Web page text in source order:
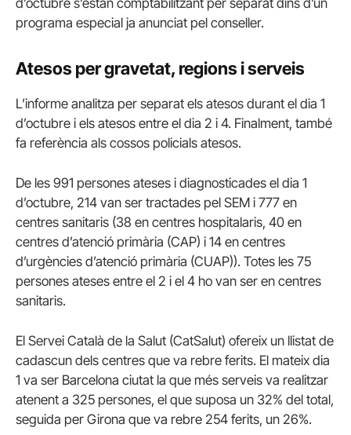
programa especial ja anunciat pel conseller.
Atesos per gravetat, regions i serveis
L’informe analitza per separat els atesos durant el dia 1
d’octubre i els atesos entre el dia 2 i 4. Finalment, també
fa referència als cossos policials atesos.
De les 991 persones ateses i diagnosticades el dia 1
d’octubre, 214 van ser tractades pel SEM i 777 en
centres sanitaris (38 en centres hospitalaris, 40 en
centres d’atenció primària (CAP) i 14 en centres
d’urgències d’atenció primària (CUAP)). Totes les 75
persones ateses entre el 2 i el 4 ho van ser en centres
sanitaris.
El Servei Català de la Salut (CatSalut) ofereix un llistat de
cadascun dels centres que va rebre ferits. El mateix dia
1 va ser Barcelona ciutat la que més serveis va realitzar
atenent a 325 persones, el que suposa un 32% del total,
seguida per Girona que va rebre 254 ferits, un 26%.